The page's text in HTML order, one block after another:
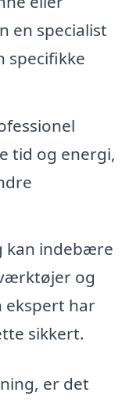
en specialist
specifikke
tid og energi,
kan indebære
og
ekspert har
sikkert.
er det